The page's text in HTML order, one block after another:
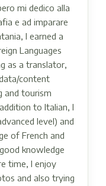
mi dedico alla
e ad imparare
I earned a
Languages
as a translator,
content
and tourism
to Italian, I
level) and
of French and
knowledge
time, I enjoy
and also trying